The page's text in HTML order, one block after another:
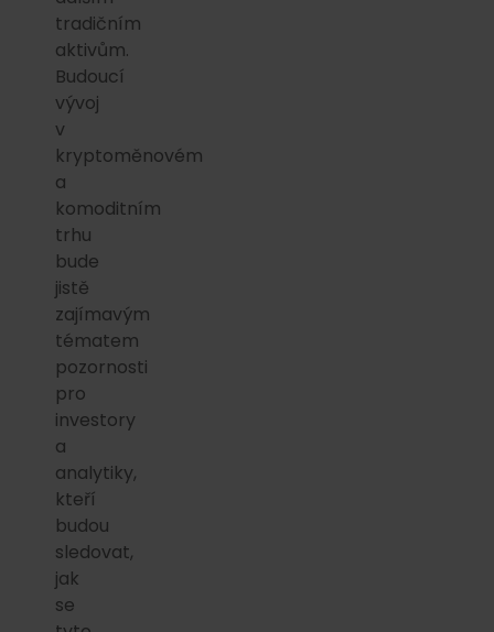
tradičním
aktivům.
Budoucí
vývoj
v
kryptoměnovém
a
komoditním
trhu
bude
jistě
zajímavým
tématem
pozornosti
pro
investory
a
analytiky,
kteří
budou
sledovat,
jak
se